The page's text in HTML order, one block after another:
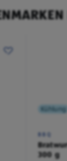
Kühlung
BBQ
300 g